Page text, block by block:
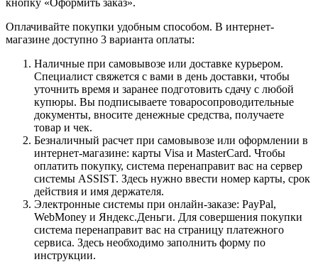
Оплачивайте покупки удобным способом. В интернет-
магазине доступно 3 варианта оплаты:
Наличные при самовывозе или доставке курьером.
Специалист свяжется с вами в день доставки, чтобы
уточнить время и заранее подготовить сдачу с любой
купюры. Вы подписываете товаросопроводительные
документы, вносите денежные средства, получаете
товар и чек.
Безналичный расчет при самовывозе или оформлении в
интернет-магазине: карты Visa и MasterCard. Чтобы
оплатить покупку, система перенаправит вас на сервер
системы ASSIST. Здесь нужно ввести номер карты, срок
действия и имя держателя.
Электронные системы при онлайн-заказе: PayPal,
WebMoney и Яндекс.Деньги. Для совершения покупки
система перенаправит вас на страницу платежного
сервиса. Здесь необходимо заполнить форму по
инструкции.